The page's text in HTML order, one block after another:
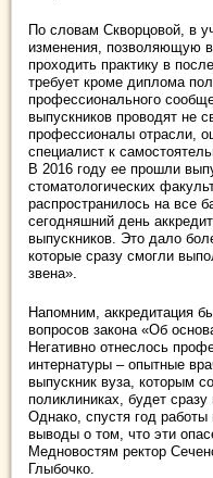
По словам Скворцовой, в
изменения, позволяющую
проходить практику в
требует кроме диплома
профессионального
выпускников проводят не
профессионалы отрасли,
специалист к
В 2016 году ее прошли
стоматологических
распространилось на все
сегодняшний день
выпускников. Это дало
которые сразу смогли
звена».
Напомним, аккредитация
вопросов закона «Об
Негативно отнеслось
интернатуры – опытные
выпускник вуза, которым
поликлиниках, будет сразу
Однако, спустя год
выводы о том, что эти
Медновостям ректор
Глыбочко.